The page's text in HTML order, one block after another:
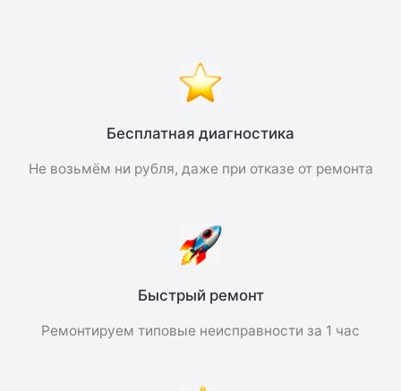
Бесплатная диагностика
Не возьмём ни рубля, даже при отказе от ремонта
Быстрый ремонт
Ремонтируем типовые неисправности за 1 час